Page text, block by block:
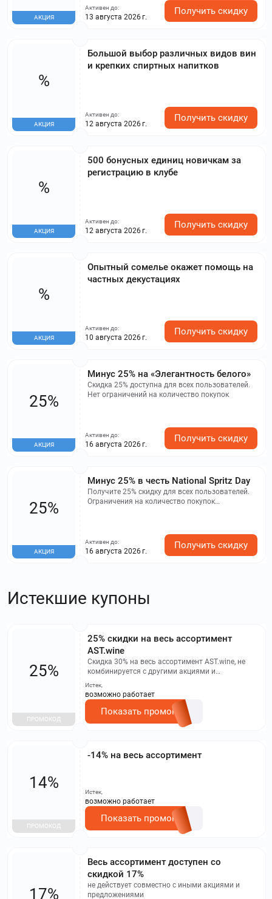
АКЦИЯ
Активен до:
13 августа 2026 г.
Получить скидку
Большой выбор различных видов вин
и крепких спиртных напитков
%
АКЦИЯ
Активен до:
12 августа 2026 г.
Получить скидку
500 бонусных единиц новичкам за
регистрацию в клубе
%
АКЦИЯ
Активен до:
12 августа 2026 г.
Получить скидку
Опытный сомелье окажет помощь на
частных декустациях
%
АКЦИЯ
Активен до:
10 августа 2026 г.
Получить скидку
Минус 25% на «Элегантность белого»
Скидка 25% доступна для всех пользователей.
Нет ограничений на количество покупок
25%
АКЦИЯ
Активен до:
16 августа 2026 г.
Получить скидку
Минус 25% в честь National Spritz Day
Получите 25% скидку для всех пользователей.
Ограничения на количество покупок
25%
АКЦИЯ
Активен до:
16 августа 2026 г.
Получить скидку
Истекшие купоны
25% скидки на весь ассортимент
AST.wine
Скидка 30% на весь ассортимент AST.wine, не
комбинируется с другими акциями и
предложениями
25%
ПРОМОКОД
Истек,
возможно работает
Показать промокод
-14% на весь ассортимент
14%
ПРОМОКОД
Истек,
возможно работает
Показать промокод
Весь ассортимент доступен со
скидкой 17%
не действует совместно с иными акциями и
предложениями
17%